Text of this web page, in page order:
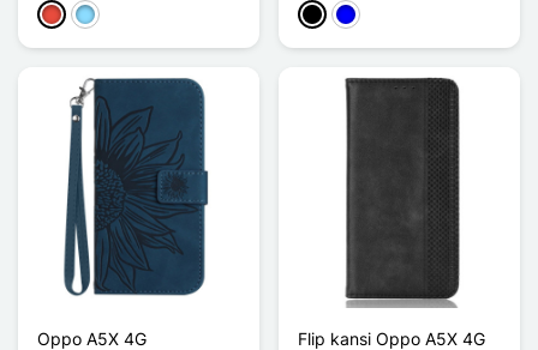
PunainenBleu Clair MustaSininen
Oppo A5X 4G
Flip kansi Oppo A5X 4G